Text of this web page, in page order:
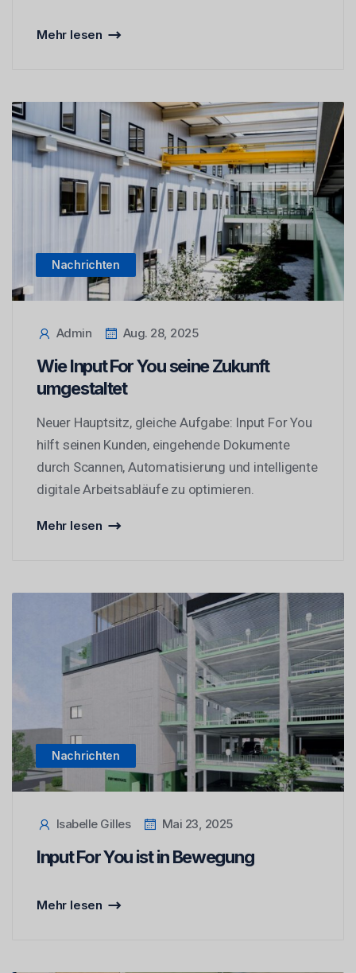
Mehr lesen
Nachrichten
Admin Aug. 28, 2025
Wie Input For You seine Zukunft
umgestaltet
Neuer Hauptsitz, gleiche Aufgabe: Input For You
hilft seinen Kunden, eingehende Dokumente
durch Scannen, Automatisierung und intelligente
digitale Arbeitsabläufe zu optimieren.
Mehr lesen
Nachrichten
Isabelle Gilles Mai 23, 2025
Input For You ist in Bewegung
Mehr lesen